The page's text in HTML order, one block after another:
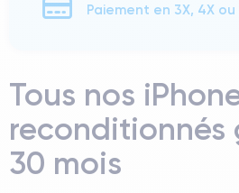
Paiement en 3X, 4X ou
Tous nos
reconditionnés
30 mois